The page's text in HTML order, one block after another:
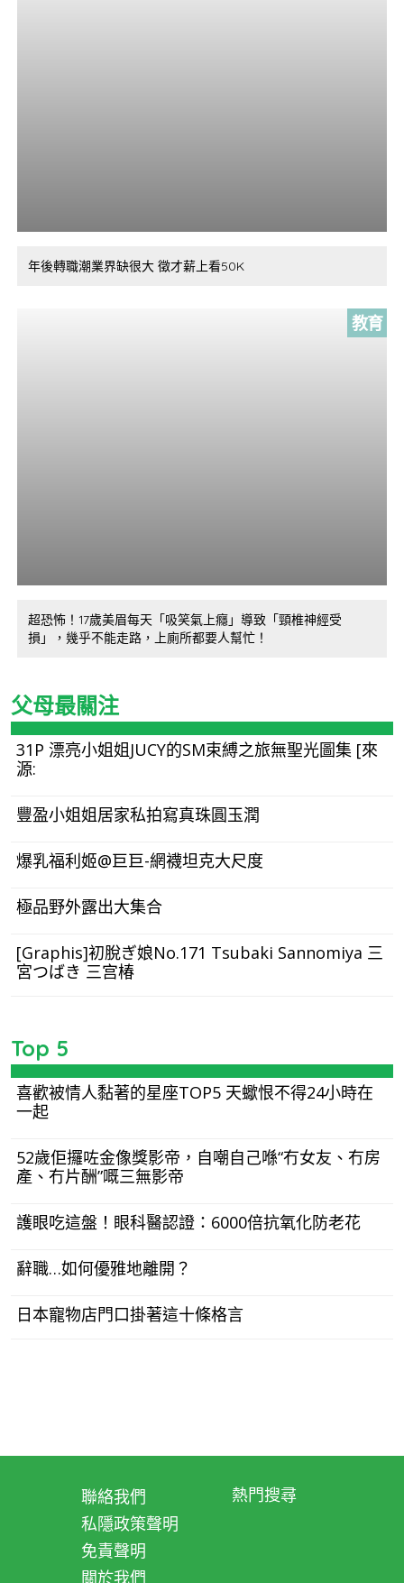
年後轉職潮業界缺很大 徵才薪上看50K
教育
超恐怖！17歲美眉每天「吸笑氣上癮」導致「頸椎神經受
損」，幾乎不能走路，上廁所都要人幫忙！
父母最關注
31P 漂亮小姐姐JUCY的SM束縛之旅無聖光圖集 [來
源:
豐盈小姐姐居家私拍寫真珠圓玉潤
爆乳福利姬@巨巨-網襪坦克大尺度
極品野外露出大集合
[Graphis]初脫ぎ娘No.171 Tsubaki Sannomiya 三
宮つばき 三宫椿
Top 5
喜歡被情人黏著的星座TOP5 天蠍恨不得24小時在
一起
52歲佢攞咗金像獎影帝，自嘲自己喺“冇女友、冇房
產、冇片酬”嘅三無影帝
護眼吃這盤！眼科醫認證：6000倍抗氧化防老花
辭職…如何優雅地離開？
日本寵物店門口掛著這十條格言
聯絡我們
私隱政策聲明
免責聲明
關於我們
熱門搜尋